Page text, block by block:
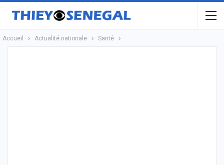
Accueil Actualité nationale Santé